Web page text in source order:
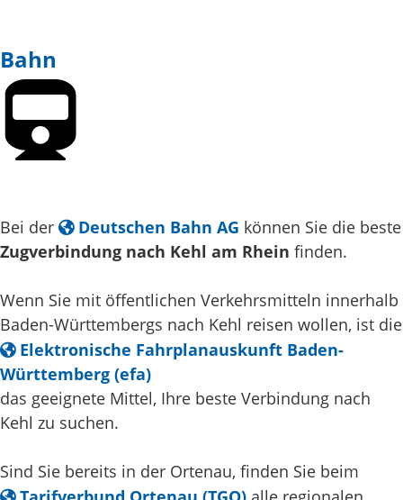
Bahn
Bei der Deutschen Bahn AG können Sie die beste
Zugverbindung nach Kehl am Rhein finden.
Wenn Sie mit öffentlichen Verkehrsmitteln innerhalb
Baden-Württembergs nach Kehl reisen wollen, ist die
Elektronische Fahrplanauskunft Baden-
Württemberg (efa)
das geeignete Mittel, Ihre beste Verbindung nach
Kehl zu suchen.
Sind Sie bereits in der Ortenau, finden Sie beim